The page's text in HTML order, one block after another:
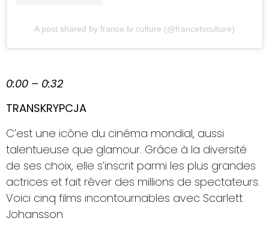
A post shared by france.tv culture (@francetvculture)
0:00 – 0:32
TRANSKRYPCJA
C’est une icône du cinéma mondial, aussi
talentueuse que glamour. Grâce à la diversité
de ses choix, elle s’inscrit parmi les plus grandes
actrices et fait rêver des millions de spectateurs.
Voici cinq films incontournables avec Scarlett
Johansson.